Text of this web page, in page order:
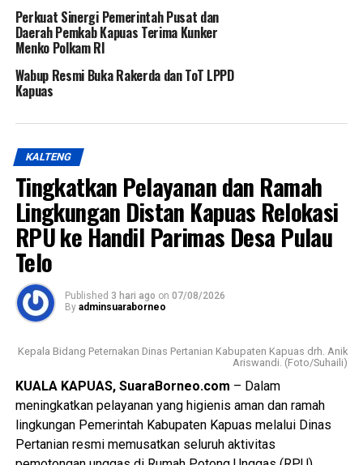
Perkuat Sinergi Pemerintah Pusat dan
Daerah Pemkab Kapuas Terima Kunker
Menko Polkam RI
Wabup Resmi Buka Rakerda dan ToT LPPD
Kapuas
KALTENG
Tingkatkan Pelayanan dan Ramah
Lingkungan Distan Kapuas Relokasi
RPU ke Handil Parimas Desa Pulau
Telo
Published 3 hari ago on 07/08/2026
By adminsuaraborneo
Kepala Bidang Peternakan Dinas Pertanian Kabupaten Kapuas drh. Anik
Ariswandi. (Foto/Suhaili)
KUALA KAPUAS, SuaraBorneo.com – Dalam
meningkatkan pelayanan yang higienis aman dan ramah
lingkungan Pemerintah Kabupaten Kapuas melalui Dinas
Pertanian resmi memusatkan seluruh aktivitas